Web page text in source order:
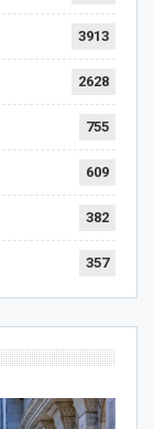
3913
2628
755
609
382
357